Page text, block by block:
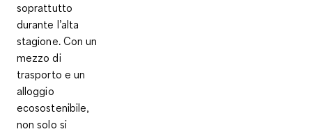
soprattutto
durante l’alta
stagione. Con un
mezzo di
trasporto e un
alloggio
ecosostenibile,
non solo si